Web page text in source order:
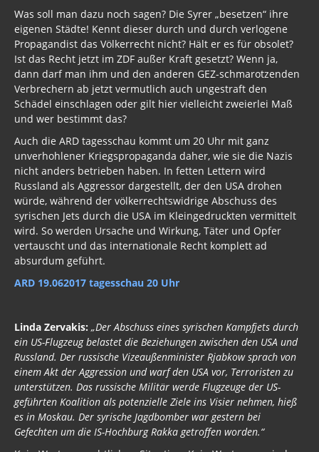
Was soll man dazu noch sagen? Die Syrer „besetzen“ ihre
eigenen Städte! Kennt dieser durch und durch verlogene
Propagandist das Völkerrecht nicht? Hält er es für obsolet?
Ist das Recht jetzt im ZDF außer Kraft gesetzt? Wenn ja,
dann darf man ihm und den anderen GEZ-schmarotzenden
Verbrechern ab jetzt vermutlich auch ungestraft den
Schädel einschlagen oder gilt hier vielleicht zweierlei Maß
und wer bestimmt das?
Auch die ARD tagesschau kommt um 20 Uhr mit ganz
unverhohlener Kriegspropaganda daher, wie sie die Nazis
nicht anders betrieben haben. In fetten Lettern wird
Russland als Aggressor dargestellt, der den USA drohen
würde, während der völkerrechtswidrige Abschuss des
syrischen Jets durch die USA im Kleingedruckten vermittelt
wird. So werden Ursache und Wirkung, Täter und Opfer
vertauscht und das internationale Recht komplett ad
absurdum geführt.
ARD 19.062017 tagesschau 20 Uhr
Linda Zervakis: „Der Abschuss eines syrischen Kampfjets durch
ein US-Flugzeug belastet die Beziehungen zwischen den USA und
Russland. Der russische Vizeaußenminister Rjabkow sprach von
einem Akt der Aggression und warf den USA vor, Terroristen zu
unterstützen. Das russische Militär werde Flugzeuge der US-
geführten Koalition als potenzielle Ziele ins Visier nehmen, hieß
es in Moskau. Der syrische Jagdbomber war gestern bei
Gefechten um die IS-Hochburg Rakka getroffen worden.“